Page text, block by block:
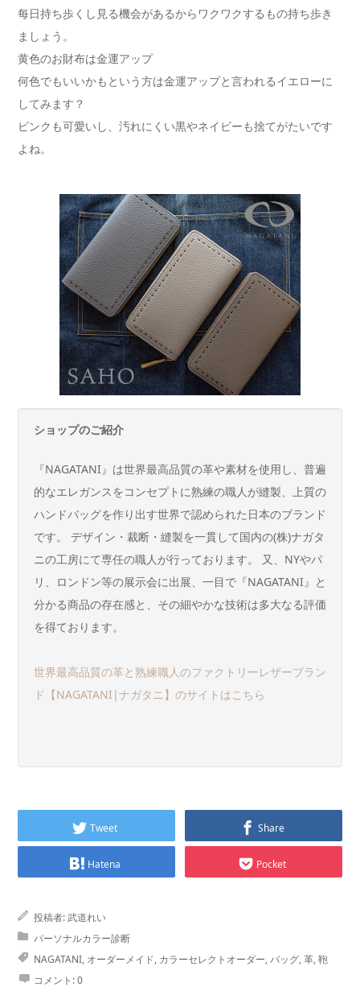
每日持ち歩くし見る機会があるからワクワクするもの持ち歩き
ましょう。
黄色のお財布は金運アップ
何色でもいいかもという方は金運アップと言われるイエローに
してみます？
ピンクも可愛いし、汚れにくい黒やネイビーも捨てがたいです
よね。
ショップのご紹介
『NAGATANI』は世界最高品質の革や素材を使用し、普遍
的なエレガンスをコンセプトに熟練の職人が縫製、上質の
ハンドバッグを作り出す世界で認められた日本のブランド
です。 デザイン・裁断・縫製を一貫して国内の(株)ナガタ
ニの工房にて専任の職人が行っております。 又、NYやパ
リ、ロンドン等の展示会に出展、一目で『NAGATANI』と
分かる商品の存在感と、その細やかな技術は多大なる評価
を得ております。
世界最高品質の革と熟練職人のファクトリーレザーブラン
ド【NAGATANI|ナガタニ】のサイトはこちら
Tweet Share
Hatena Pocket
投稿者:武道れい
パーソナルカラー診断
NAGATANI, オーダーメイド, カラーセレクトオーダー,バッグ,革,鞄
コメント:0